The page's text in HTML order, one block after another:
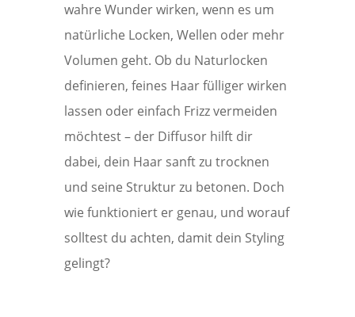
wahre Wunder wirken, wenn es um
natürliche Locken, Wellen oder mehr
Volumen geht. Ob du Naturlocken
definieren, feines Haar fülliger wirken
lassen oder einfach Frizz vermeiden
möchtest – der Diffusor hilft dir
dabei, dein Haar sanft zu trocknen
und seine Struktur zu betonen. Doch
wie funktioniert er genau, und worauf
solltest du achten, damit dein Styling
gelingt?